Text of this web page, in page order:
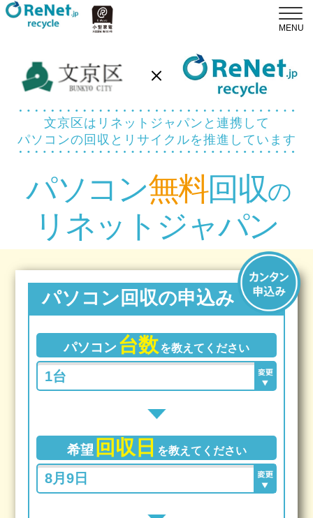
文京区はリネットジャパンと連携して
パソコンの回収とリサイクルを推進しています
パソコン無料回収の
リネットジャパン
パソコン回収の申込み
パソコン 台数を教えてください
希望 回収日 を教えてください